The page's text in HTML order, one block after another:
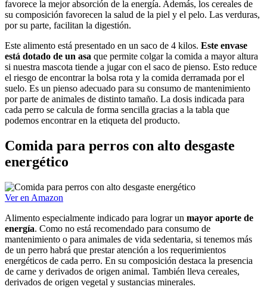
favorece la mejor absorción de la energía. Además, los cereales de
su composición favorecen la salud de la piel y el pelo. Las verduras,
por su parte, facilitan la digestión.
Este alimento está presentado en un saco de 4 kilos. Este envase
está dotado de un asa que permite colgar la comida a mayor altura
si nuestra mascota tiende a jugar con el saco de pienso. Esto reduce
el riesgo de encontrar la bolsa rota y la comida derramada por el
suelo. Es un pienso adecuado para su consumo de mantenimiento
por parte de animales de distinto tamaño. La dosis indicada para
cada perro se calcula de forma sencilla gracias a la tabla que
podemos encontrar en la etiqueta del producto.
Comida para perros con alto desgaste
energético
Ver en Amazon
Alimento especialmente indicado para lograr un mayor aporte de
energía. Como no está recomendado para consumo de
mantenimiento o para animales de vida sedentaria, si tenemos más
de un perro habrá que prestar atención a los requerimientos
energéticos de cada perro. En su composición destaca la presencia
de carne y derivados de origen animal. También lleva cereales,
derivados de origen vegetal y sustancias minerales.